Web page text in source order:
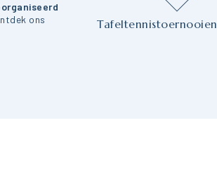
ons
Tafeltennistoernooien